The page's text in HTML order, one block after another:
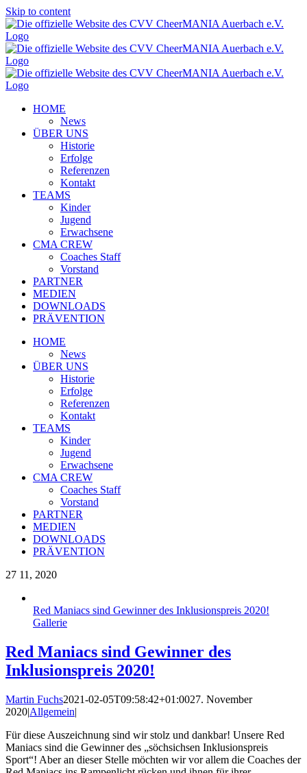
Skip to content
HOME
News
ÜBER UNS
Historie
Erfolge
Referenzen
Kontakt
TEAMS
Kinder
Jugend
Erwachsene
CMA CREW
Coaches Staff
Vorstand
PARTNER
MEDIEN
DOWNLOADS
PRÄVENTION
HOME
News
ÜBER UNS
Historie
Erfolge
Referenzen
Kontakt
TEAMS
Kinder
Jugend
Erwachsene
CMA CREW
Coaches Staff
Vorstand
PARTNER
MEDIEN
DOWNLOADS
PRÄVENTION
27 11, 2020
Red Maniacs sind Gewinner des Inklusionspreis 2020!
Gallerie
Red Maniacs sind Gewinner des
Inklusionspreis 2020!
Martin Fuchs2021-02-05T09:58:42+01:0027. November
2020|Allgemein|
Für diese Auszeichnung sind wir stolz und dankbar! Unsere Red
Maniacs sind die Gewinner des „söchsichsen Inklusionspreis
Sport“! Aber an dieser Stelle möchten wir vor allem die Coaches der